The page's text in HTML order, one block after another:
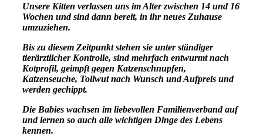
Unsere Kitten verlassen uns im Alter zwischen 14 und 16
Wochen und sind dann bereit, in ihr neues Zuhause
umzuziehen.
Bis zu diesem Zeitpunkt stehen sie unter ständiger
tierärztlicher Kontrolle, sind mehrfach entwurmt nach
Kotprofil, geimpft gegen Katzenschnupfen,
Katzenseuche, Tollwut nach Wunsch und Aufpreis und
werden gechippt.
Die Babies wachsen im liebevollen Familienverband auf
und lernen so auch alle wichtigen Dinge des Lebens
kennen.